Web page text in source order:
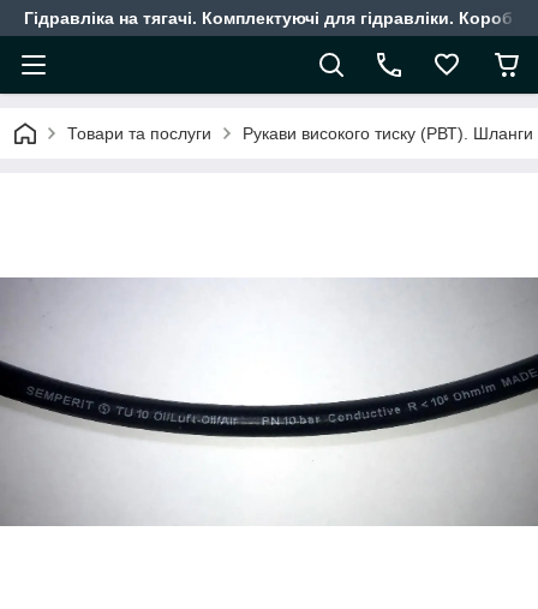
Гідравліка на тягачі. Комплектуючі для гідравліки.
Товари та послуги Рукави високого тиску (РВТ). Шланги